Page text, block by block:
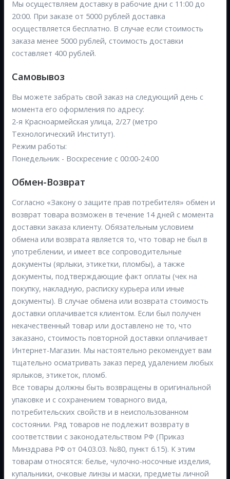
Мы осуществляем доставку в рабочие дни с 11:00 до
20:00. При заказе от 5000 рублей доставка
осуществляется бесплатно. В случае если стоимость
заказа менее 5000 рублей, стоимость доставки
составляет 400 рублей.
Самовывоз
Вы можете забрать свой заказ на следующий день с
момента его оформления по адресу:
2-я Красноармейская улица, 2/27 (метро
Технологический Институт).
Режим работы:
Понедельник - Воскресение с 00:00-24:00
Обмен-Возврат
Согласно «Закону о защите прав потребителя» обмен и
возврат товара возможен в течение 14 дней с момента
доставки заказа клиенту. Обязательным условием
обмена или возврата является то, что товар не был в
употреблении, и имеет все сопроводительные
документы (ярлыки, этикетки, пломбы), а также
документы, подтверждающие факт оплаты (чек на
покупку, накладную, расписку курьера или иные
документы). В случае обмена или возврата стоимость
доставки оплачивается клиентом. Если был получен
некачественный товар или доставлено не то, что
заказано, стоимость повторной доставки оплачивает
Интернет-Магазин. Мы настоятельно рекомендует вам
тщательно осматривать заказ перед удалением любых
ярлыков, этикеток, пломб.
Все товары должны быть возвращены в оригинальной
упаковке и с сохранением товарного вида,
потребительских свойств и в неиспользованном
состоянии. Ряд товаров не подлежит возврату в
соответствии с законодательством РФ (Приказ
Минздрава РФ от 04.03.03. №80, пункт 6.15). К этим
товарам относятся: белье, чулочно-носочные изделия,
купальники, очковые линзы и маски, предметы личной